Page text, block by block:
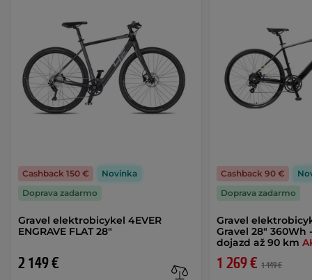
Gravel elektrobicykel 4EVER
ENGRAVE FLAT 28"
2 149 €
Cashback 150 €
Novinka
Doprava zadarmo
Gravel
Gravel 28" 360Wh
dojazd až 90 km
1 269 € 1 449 €
Cashback 90 €
Doprava zadarmo